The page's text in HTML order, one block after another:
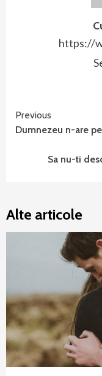
https://
Continue
Reading
Previous
Dumnezeu n-are
Sa nu-ti
Alte articole